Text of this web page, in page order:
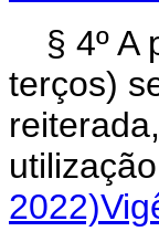
§ 4º
terços)
2022)